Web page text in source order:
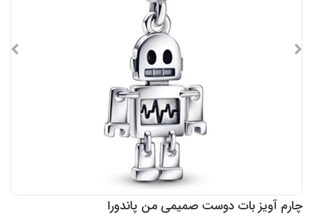
چارم آویز بات دوست صمیمی من پاندورا